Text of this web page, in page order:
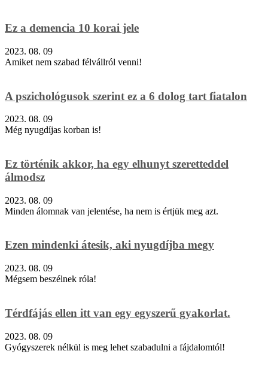
Ez a demencia 10 korai jele
2023. 08. 09
Amiket nem szabad félvállról venni!
A pszichológusok szerint ez a 6 dolog tart fiatalon
2023. 08. 09
Még nyugdíjas korban is!
Ez történik akkor, ha egy elhunyt szeretteddel
álmodsz
2023. 08. 09
Minden álomnak van jelentése, ha nem is értjük meg azt.
Ezen mindenki átesik, aki nyugdíjba megy
2023. 08. 09
Mégsem beszélnek róla!
Térdfájás ellen itt van egy egyszerű gyakorlat.
2023. 08. 09
Gyógyszerek nélkül is meg lehet szabadulni a fájdalomtól!